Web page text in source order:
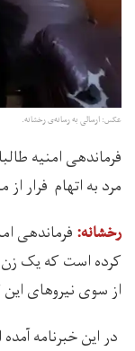
عکس: ارسالی به رسانه‌ی رخشانه.
فرماندهی امنیه
مرد به اتهام فرار
رخشانه: فرماندهی
کرده است که یک زن
از سوی نیروهای
در این خبرنامه